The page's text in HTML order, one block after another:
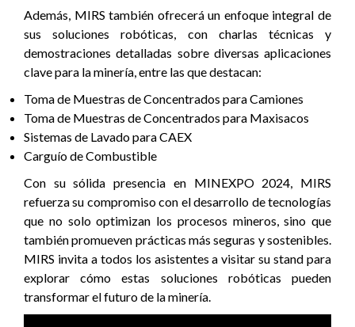
Además, MIRS también ofrecerá un enfoque integral de
sus soluciones robóticas, con charlas técnicas y
demostraciones detalladas sobre diversas aplicaciones
clave para la minería, entre las que destacan:
Toma de Muestras de Concentrados para Camiones
Toma de Muestras de Concentrados para Maxisacos
Sistemas de Lavado para CAEX
Carguío de Combustible
Con su sólida presencia en MINEXPO 2024, MIRS
refuerza su compromiso con el desarrollo de tecnologías
que no solo optimizan los procesos mineros, sino que
también promueven prácticas más seguras y sostenibles.
MIRS invita a todos los asistentes a visitar su stand para
explorar cómo estas soluciones robóticas pueden
transformar el futuro de la minería.